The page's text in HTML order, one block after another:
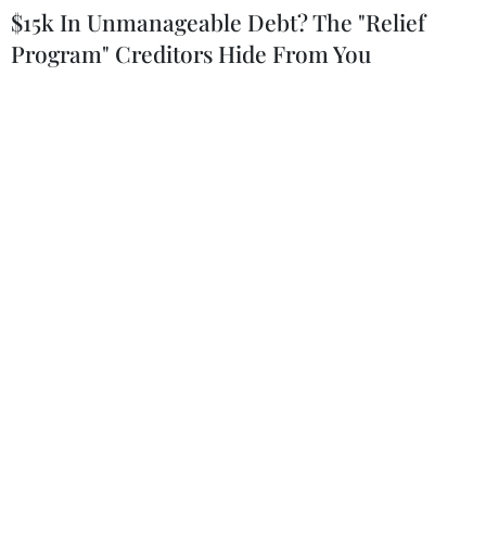
$15k In Unmanageable Debt? The "Relief
Program" Creditors Hide From You